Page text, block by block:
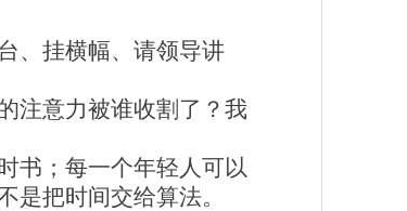
、挂横幅、请领导讲
注意力被谁收割了？我
书；每一个年轻人可以
把时间交给算法。